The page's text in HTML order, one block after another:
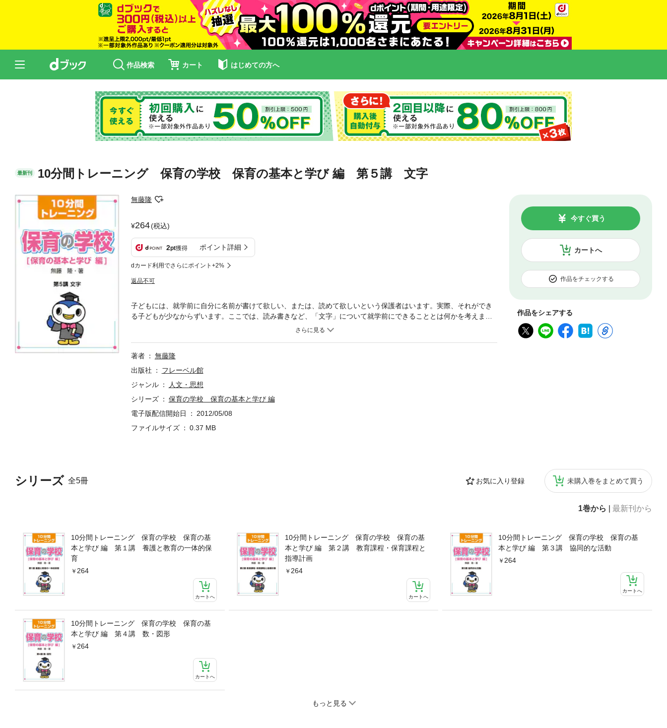
作品検索 カート はじめての方へ
最新刊 10分間トレーニング 保育の学校 保育の基本と学び 編 第５講 文字
無藤隆
264(税込)
2pt獲得 ポイント詳細
dカード利用でさらにポイント+2%
返品不可
カートへ
今すぐ買う
作品をチェックする
作品をシェアする
シリーズ 全5冊 お気に入り登録 未購入巻をまとめて買う
1巻から 最新刊から
10分間トレーニング 保育の学校 保育の基
本と学び 編 第１講 養護と教育の一体的保
育
264
カートへ
10分間トレーニング 保育の学校 保育の基
本と学び 編 第２講 教育課程・保育課程と
指導計画
264
カートへ
10分間トレーニング 保育の学校 保育の基
本と学び 編 第３講 協同的な活動
264
カートへ
10分間トレーニング 保育の学校 保育の基
本と学び 編 第４講 数・図形
264
カートへ
もっと見る
子どもには、就学前に自分に名前が書けて欲しい、または、読めて欲しいという保護者はいます。実際、それができ
る子どもが少なからずいます。ここでは、読み書きなど、「文字」について就学前にできることとは何かを考えま
著者
無藤隆
出版社
フレーベル館
ジャンル
人文・思想
シリーズ
保育の学校 保育の基本と学び 編
電子版配信開始日
2012/05/08
ファイルサイズ
0.37 MB